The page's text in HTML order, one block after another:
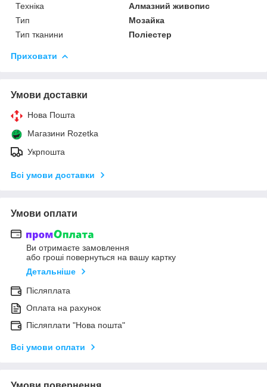
Техніка
Алмазний живопис
Тип
Мозайка
Тип тканини
Поліестер
Приховати
Умови доставки
Нова Пошта
Магазини Rozetka
Укрпошта
Всі умови доставки
Умови оплати
Ви отримаєте замовлення
або гроші повернуться на вашу картку
Детальніше
Післяплата
Оплата на рахунок
Післяплати "Нова пошта"
Всі умови оплати